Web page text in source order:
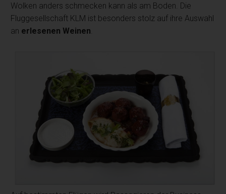
Wolken anders schmecken kann als am Boden. Die
Fluggesellschaft KLM ist besonders stolz auf ihre Auswahl
an erlesenen Weinen.